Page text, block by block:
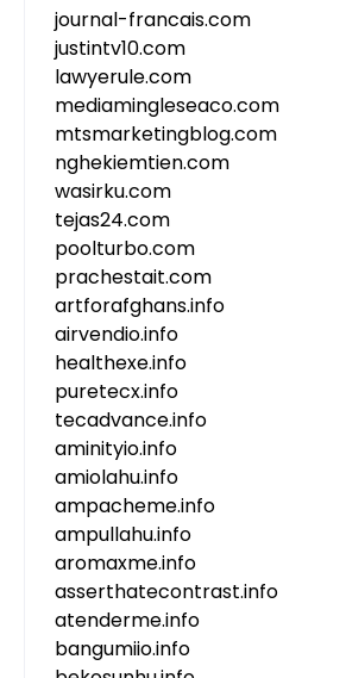
journal-francais.com
justintv10.com
lawyerule.com
mediamingleseaco.com
mtsmarketingblog.com
nghekiemtien.com
wasirku.com
tejas24.com
poolturbo.com
prachestait.com
artforafghans.info
airvendio.info
healthexe.info
puretecx.info
tecadvance.info
aminityio.info
amiolahu.info
ampacheme.info
ampullahu.info
aromaxme.info
asserthatecontrast.info
atenderme.info
bangumiio.info